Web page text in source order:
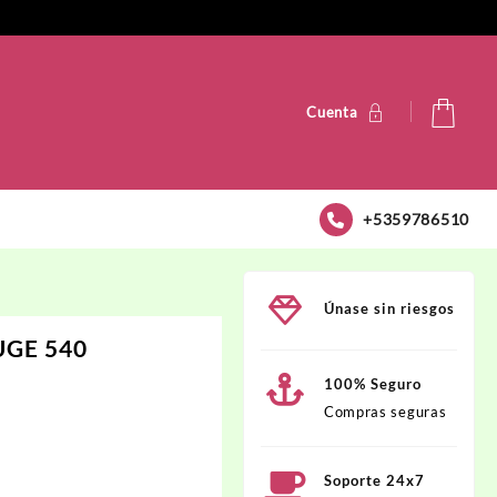
Cuenta
+5359786510
540
Únase sin riesgos
100% Seguro
Compras seguras
Soporte 24x7